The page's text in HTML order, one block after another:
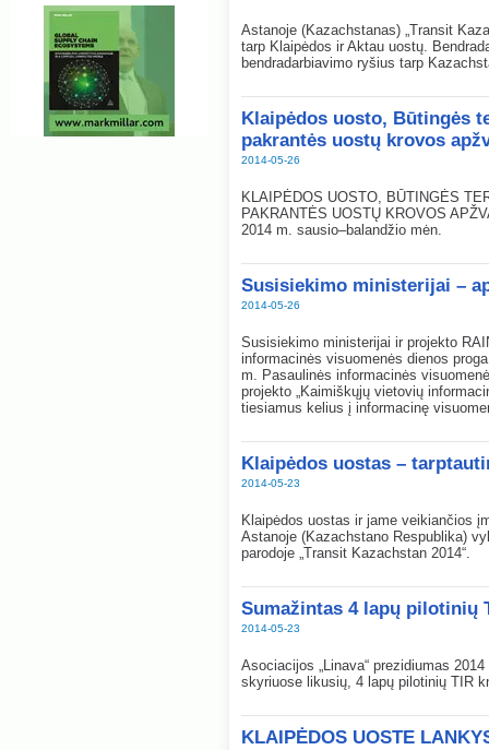
Astanoje (Kazachstanas) „Transit
tarp Klaipėdos ir Aktau uostų.
bendradarbiavimo ryšius tarp
Klaipėdos uosto, Būtingės
pakrantės uostų krovos
2014-05-26
KLAIPĖDOS UOSTO, BŪTINGĖS
PAKRANTĖS UOSTŲ KROVOS
2014 m. sausio–balandžio mėn.
Susisiekimo ministerijai –
2014-05-26
Susisiekimo ministerijai ir projekto
informacinės visuomenės dienos
m. Pasaulinės informacinės
projekto „Kaimiškųjų vietovių
tiesiamus kelius į informacinę
Klaipėdos uostas –
2014-05-23
Klaipėdos uostas ir jame veikiančios
Astanoje (Kazachstano Respublika)
parodoje „Transit Kazachstan 2014“.
Sumažintas 4 lapų pilotinių
2014-05-23
Asociacijos „Linava“ prezidiumas
skyriuose likusių, 4 lapų pilotinių TIR
KLAIPĖDOS UOSTE